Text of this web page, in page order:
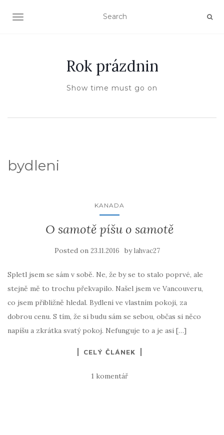
TOGGLE NAVIGATION
Rok prázdnin
Show time must go on
bydleni
KANADA
O samotě píšu o samotě
Posted on 23.11.2016 bylahvac27
Spletl jsem se sám v sobě. Ne, že by se to stalo poprvé, ale
stejně mě to trochu překvapilo. Našel jsem ve Vancouveru,
co jsem přibližně hledal. Bydlení ve vlastním pokoji, za
dobrou cenu. S tím, že si budu sám se sebou, občas si něco
napíšu a zkrátka svatý pokoj. Nefunguje to a je asi […]
CELÝ ČLÁNEK
1 komentář